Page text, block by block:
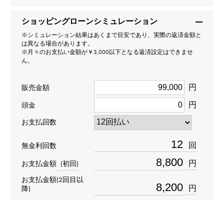
型番
Y.ALPHA.PUTITE.32.6.T
種類
チャーム
イニシャル＞ イニシャル × チャーム
材質
K18イエローゴールド
ショッピングローンシミュレーション
※シミュレーション結果はあくまで目安であり、実際の返済金額と
は異なる場合があります。
※月々のお支払い金額が￥3,000以下となる返済設定はできませ
ん。
販売金額 円
頭金 円
お支払回数
無金利回数 回
お支払金額 (初回) 円
お支払金額(2回目以
降)
円